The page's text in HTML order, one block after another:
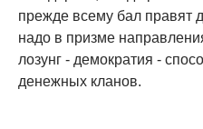
прежде всему бал правят
надо в призме
лозунг - демократия -
денежных кланов.